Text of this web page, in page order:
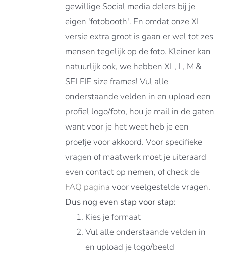
gewillige Social media delers bij je
eigen 'fotobooth'. En omdat onze XL
versie extra groot is gaan er wel tot zes
mensen tegelijk op de foto. Kleiner kan
natuurlijk ook, we hebben XL, L, M &
SELFIE size frames! Vul alle
onderstaande velden in en upload een
profiel logo/foto, hou je mail in de gaten
want voor je het weet heb je een
proefje voor akkoord. Voor specifieke
vragen of maatwerk moet je uiteraard
even contact op nemen, of check de
FAQ pagina voor veelgestelde vragen.
Dus nog even stap voor stap:
Kies je formaat
Vul alle onderstaande velden in
en upload je logo/beeld